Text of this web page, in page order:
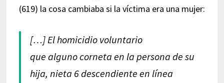
(619) la cosa cambiaba si la víctima era una mujer:
[…] El homicidio voluntario
que alguno corneta en la persona de su
hija, nieta 6 descendiente en línea